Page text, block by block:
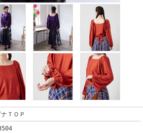
ＴＯＰ